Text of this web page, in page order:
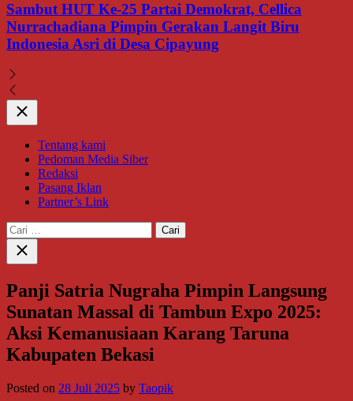
Sambut HUT Ke-25 Partai Demokrat, Cellica
Nurrachadiana Pimpin Gerakan Langit Biru
Indonesia Asri di Desa Cipayung
Close
Tentang kami
Pedoman Media Siber
Redaksi
Pasang Iklan
Partner’s Link
Cari
untuk:
Close
search
Panji Satria Nugraha Pimpin Langsung
Sunatan Massal di Tambun Expo 2025:
Aksi Kemanusiaan Karang Taruna
Kabupaten Bekasi
Posted on 28 Juli 2025 by Taopik